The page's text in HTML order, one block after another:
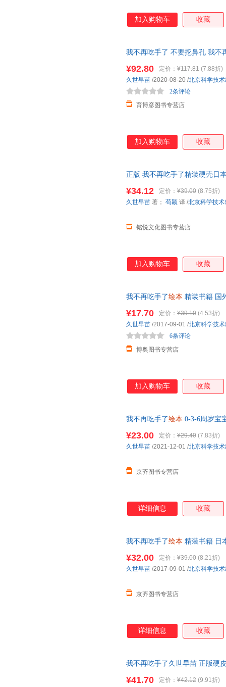
加入购物车 收藏
我不再吃手了 不要挖鼻孔 我不
¥92.80 定价： ¥117.81 (7.88折)
育博彦图书专营店
2条评论
久世早苗 /2020-08-20 /北京科学技
加入购物车 收藏
正版 我不再吃手了精装硬壳日
¥34.12 定价： ¥39.00 (8.75折)
铭悦文化图书专营店
久世早苗 著； 荀颖 译 /北京科学技术
加入购物车 收藏
我不再吃手了绘本 精装书籍 国
¥17.70 定价： ¥39.10 (4.53折)
博奥图书专营店
6条评论
久世早苗 /2017-09-01 /北京科学技
加入购物车 收藏
我不再吃手了绘本 0-3-6周岁宝
¥23.00 定价： ¥29.40 (7.83折)
京齐图书专营店
久世早苗 /2021-12-01 /北京科学技
详细信息 收藏
我不再吃手了绘本 精装书籍 日
¥32.00 定价： ¥39.00 (8.21折)
京齐图书专营店
久世早苗 /2017-09-01 /北京科学技
详细信息 收藏
我不再吃手了久世早苗 正版硬
¥41.70 定价： ¥42.12 (9.91折)